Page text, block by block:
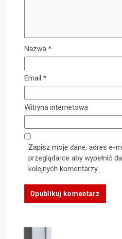
Nazwa *
Email *
Witryna internetowa
Zapisz moje dane, adres e-
przeglądarce aby wypełnić
kolejnych komentarzy.